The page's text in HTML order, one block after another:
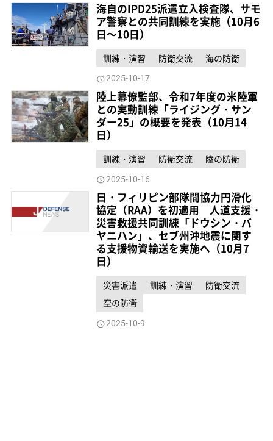
海自のIPD25派遣立入検査隊、サモ
ア警察との共同訓練を実施（10月6
日～10日）
訓練・演習 防衛交流 海の防衛
2025-10-17
陸上幕僚監部、令和7年度の米陸軍
との実動訓練「ライジング・サン
ダー25」の概要を発表（10月14
日）
訓練・演習 防衛交流 陸の防衛
2025-10-16
日・フィリピン部隊間協力円滑化
協定（RAA）を初適用 人道支援・
災害救援共同訓練「ドウシン・バ
ヤニハン」、セブ州沖地震に関す
る支援物資輸送を実施へ（10月7
日）
災害派遣 訓練・演習
防衛交流
空の防衛
2025-10-9